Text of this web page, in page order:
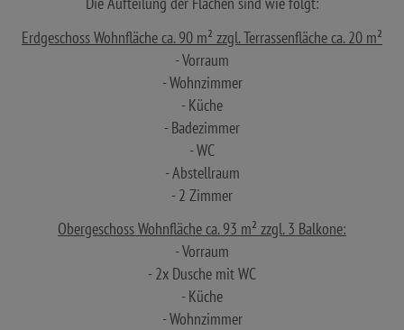
Erdgeschoss Wohnfläche ca. 90 m² zzgl. Terrassenfläche ca. 20 m²
- Vorraum
- Wohnzimmer
- Küche
- Badezimmer
- WC
- Abstellraum
- 2 Zimmer
Obergeschoss Wohnfläche ca. 93 m² zzgl. 3 Balkone:
- Vorraum
- 2x Dusche mit WC
- Küche
- Wohnzimmer